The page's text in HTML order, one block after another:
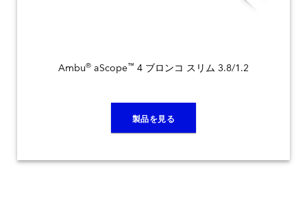
Ambu® aScope™ 4 ブロンコ スリム 3.8/1.2
製品を見る